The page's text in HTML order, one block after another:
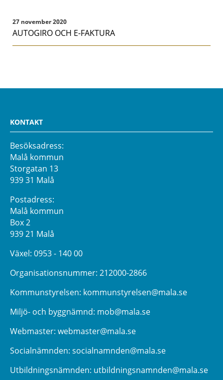
27 november 2020
AUTOGIRO OCH E-FAKTURA
KONTAKT
Besöksadress:
Malå kommun
Storgatan 13
939 31 Malå
Postadress:
Malå kommun
Box 2
939 21 Malå
Växel: 0953 - 140 00
Organisationsnummer: 212000-2866
Kommunstyrelsen: kommunstyrelsen@mala.se
Miljö- och byggnämnd: mob@mala.se
Webmaster: webmaster@mala.se
Socialnämnden: socialnamnden@mala.se
Utbildningsnämnden: utbildningsnamnden@mala.se